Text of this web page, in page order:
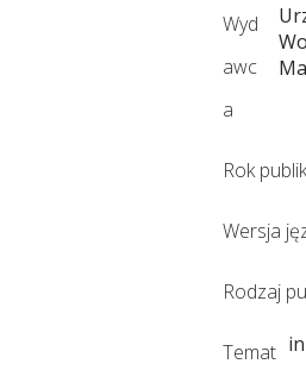
Wyd
awc
a
Rok
Wersja
Rodzaj
Temat